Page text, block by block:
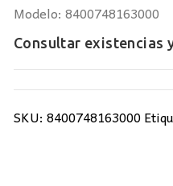
Modelo: 8400748163000
Consultar existencias
SKU: 8400748163000